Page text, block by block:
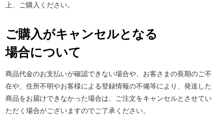
上、ご購入ください。
ご購入がキャンセルとなる
場合について
商品代金のお支払いが確認できない場合や、お客さまの長期のご不
在や、住所不明やお客様による登録情報の不備等により、発送した
商品をお届けできなかった場合は、ご注文をキャンセルとさせてい
ただく場合がございますのでご了承ください。